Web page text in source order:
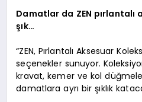
Damatlar da ZEN pırlantalı
şık…
“ZEN, Pırlantalı Aksesuar
seçenekler sunuyor.
kravat, kemer ve kol
damatlara ayrı bir şıklık